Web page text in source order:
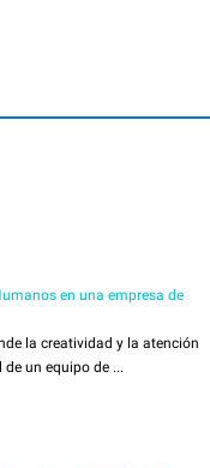
en una empresa de
la creatividad y la atención
un equipo de ...